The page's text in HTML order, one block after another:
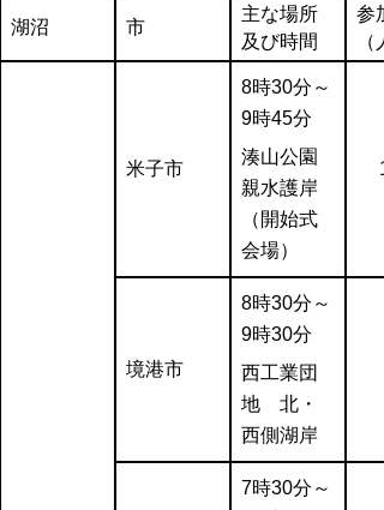
湖沼 市
主な場所
及び時間
参
（
米子市
8時30分～
9時45分
湊山公園
親水護岸
（開始式
会場）
境港市
8時30分～
9時30分
西工業団
地 北・
西側湖岸
7時30分～